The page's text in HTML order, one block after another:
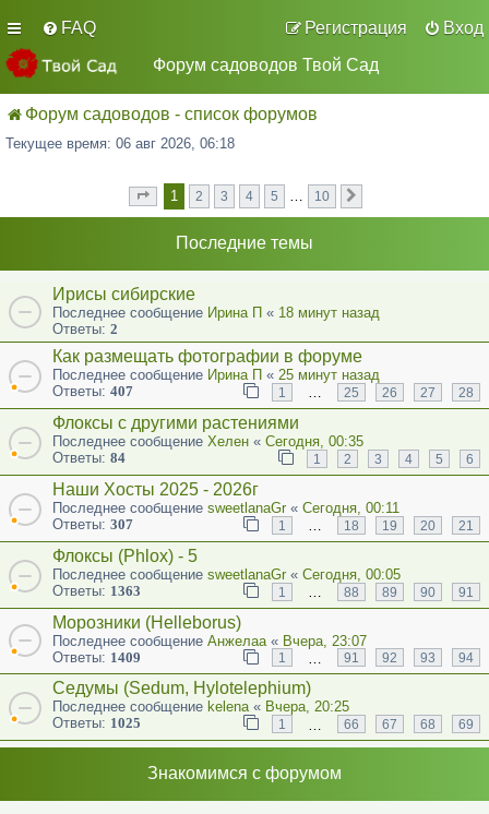
FAQ Вход
Регистрация
Форум садоводов Твой Сад
Форум садоводов - список форумов
Текущее время: 06 авг 2026, 06:18
Страница 1из 10
1 2 3 4 5 … 10
Последние темы
Ирисы сибирские
Последнее сообщение Ирина П « 18 минут назад
Ответы: 2
Как размещать фотографии в форуме
Последнее сообщение Ирина П « 25 минут назад
Ответы: 407 1 … 25 26 27 28
Флоксы с другими растениями
Последнее сообщение Хелен « Сегодня, 00:35
Ответы: 84 1 2 3 4 5 6
Наши Хосты 2025 - 2026г
Последнее сообщение sweetlanaGr« Сегодня, 00:11
Ответы: 307 1 … 18 19 20 21
Флоксы (Phlox) - 5
Последнее сообщение sweetlanaGr « Сегодня, 00:05
Ответы: 1363 1 88 89 90 91
Морозники (Helleborus)
Последнее сообщение Анжелаа « Вчера, 23:07
Ответы: 1409 1 91 92 93 94
Седумы (Sedum, Hylotelephium)
Последнее сообщение kelena« Вчера, 20:25
Ответы: 1025 1 66 67 68 69
Знакомимся с форумом